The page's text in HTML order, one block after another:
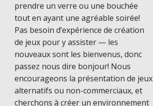
prendre un verre ou une bouchée
tout en ayant une agréable soirée!
Pas besoin d’expérience de création
de jeux pour y assister — les
nouveaux sont les bienvenus, donc
passez nous dire bonjour! Nous
encourageons la présentation de jeux
alternatifs ou non-commerciaux, et
cherchons à créer un environnement